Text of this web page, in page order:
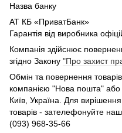
Назва банку
АТ КБ «ПриватБанк»
Гарантія від виробника
Компанія здійснює
згідно Закону "Про захист
Обмін та повернення
компанією "Нова пошта" або
Київ, Україна. Для
товарів - зателефонуйте
(093) 968-35-66